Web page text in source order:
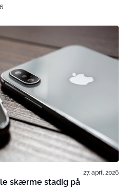
27. april 2026
skærme stadig på